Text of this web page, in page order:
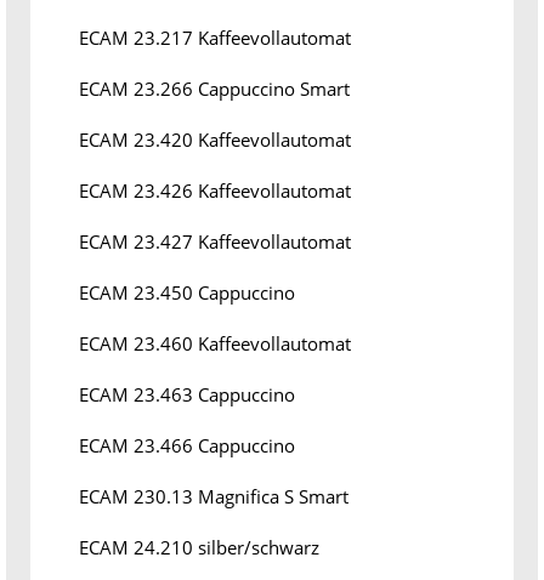
ECAM 23.217 Kaffeevollautomat
ECAM 23.266 Cappuccino Smart
ECAM 23.420 Kaffeevollautomat
ECAM 23.426 Kaffeevollautomat
ECAM 23.427 Kaffeevollautomat
ECAM 23.450 Cappuccino
ECAM 23.460 Kaffeevollautomat
ECAM 23.463 Cappuccino
ECAM 23.466 Cappuccino
ECAM 230.13 Magnifica S Smart
ECAM 24.210 silber/schwarz